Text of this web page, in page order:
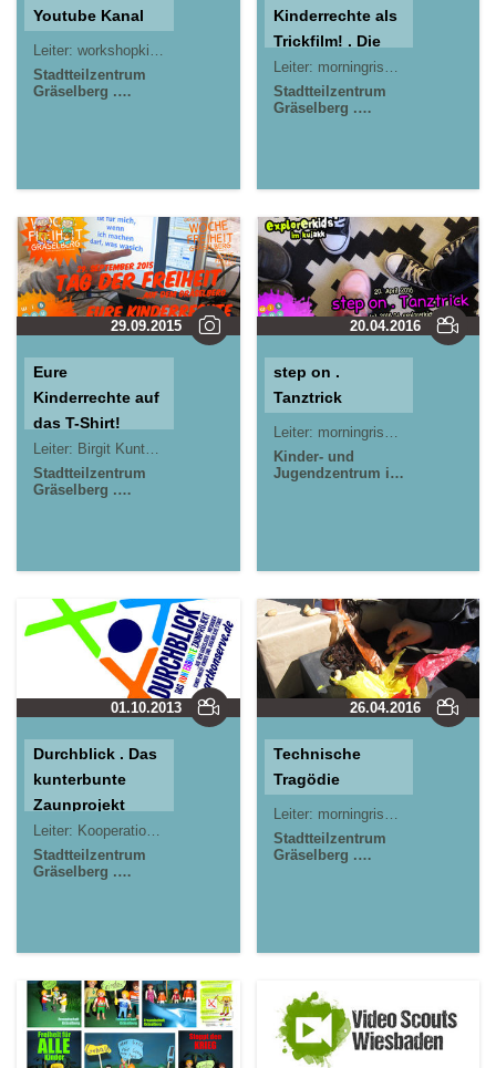
Youtube Kanal
Leiter: workshopkids* morningrise* . jOrn Jörn Lauterbach
Stadtteilzentrum
Gräselberg .
Kinderrechte als
Trickfilm! . Die
Mauer muss
Weg!
Leiter: morningrise* . jOrn
Stadtteilzentrum
Gräselberg .
29.09.2015
Eure
Kinderrechte auf
das T-Shirt!
Leiter: Birgit Kuntze morningrise* . jOrn
Jörn Lauterbach
Stadtteilzentrum
Gräselberg .
20.04.2016
step on .
Tanztrick
Leiter: morningrise* . jOrn
Kinder- und
Jugendzentrum in
01.10.2013
Durchblick . Das
kunterbunte
Zaunprojekt
Leiter: Kooperationsprojekt
Stadtteilzentrum
Gräselberg .
26.04.2016
Technische
Tragödie
Leiter: morningrise* . jOrn
Stadtteilzentrum
Gräselberg .